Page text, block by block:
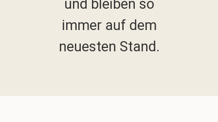
und bleiben so
immer auf dem
neuesten Stand.